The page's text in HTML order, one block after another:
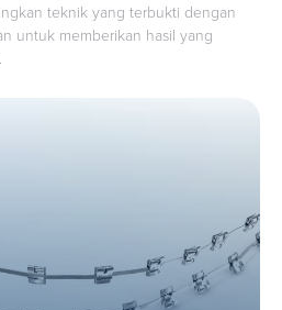
teknik yang terbukti dengan
untuk memberikan hasil yang